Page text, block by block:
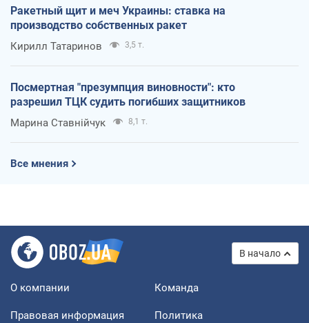
Ракетный щит и меч Украины: ставка на
производство собственных ракет
Кирилл Татаринов 3,5 т.
Посмертная "презумпция виновности": кто
разрешил ТЦК судить погибших защитников
Марина Ставнійчук 8,1 т.
Все мнения
В начало
О компании Команда
Правовая информация
Политика